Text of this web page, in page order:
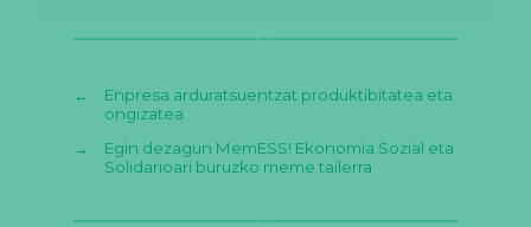
←
Enpresa arduratsuentzat produktibitatea eta
ongizatea
→
Egin dezagun MemESS! Ekonomia Sozial eta
Solidarioari buruzko meme tailerra